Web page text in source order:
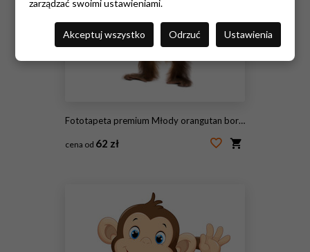
Fototapeta premium Młody orangutan borneański stojący, wyciągający rękę, Pongo pygmaeus
cena od 62 zł
zarządzać swoimi ustawieniami.
Akceptuj wszystko Odrzuć Ustawienia